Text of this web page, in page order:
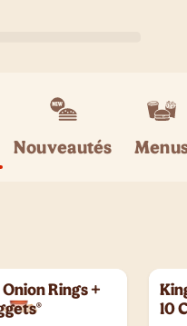
Nouveautés
Rings +
10